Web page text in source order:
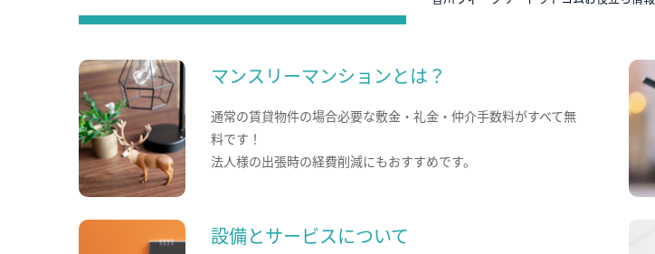
マンスリーマンションとは？
通常の賃貸物件の場合必要な敷金・礼金・仲介手数料がすべて無
料です！
法人様の出張時の経費削減にもおすすめです。
設備とサービスについて